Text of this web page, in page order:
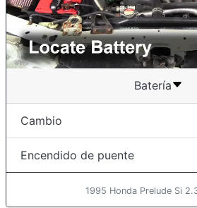
Batería
Cambio
Encendido de puente
1995 Honda Prelude Si